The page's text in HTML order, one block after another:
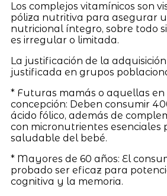
Los complejos vitamínicos son
póliza nutritiva para asegurar
nutricional íntegro, sobre todo
es irregular o limitada.
La justificación de la
justificada en grupos
* Futuras mamás o aquellas en
concepción: Deben consumir
ácido fólico, además de
con micronutrientes esenciales
saludable del bebé.
* Mayores de 60 años: El
probado ser eficaz para
cognitiva y la memoria.